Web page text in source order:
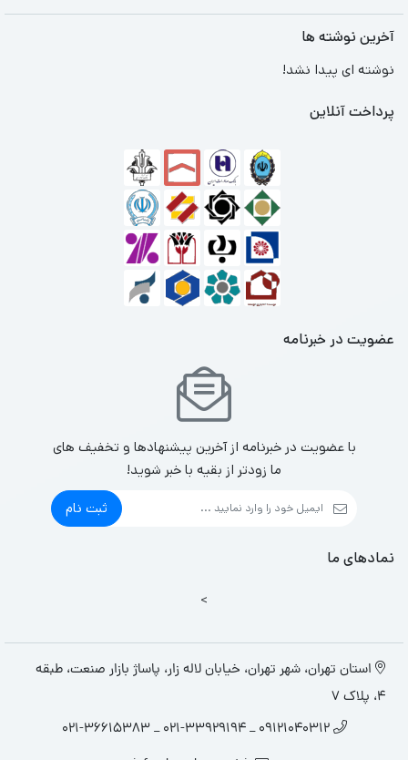
آخرین نوشته ها
نوشته ای پیدا نشد!
پرداخت آنلاین
عضویت در خبرنامه
با عضویت در خبرنامه از آخرین پیشنهادها و تخفیف های
ما زودتر از بقیه با خبر شوید!
ثبت نام
نمادهای ما
>
استان تهران، شهر تهران، خیابان لاله زار، پاساژ بازار صنعت، طبقه
4، پلاک 7
09121040312 _ 021-33929194 _ 021-36615383